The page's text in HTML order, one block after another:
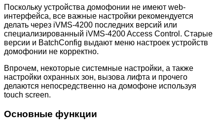
Поскольку устройства домофонии не имеют web-
интерфейса, все важные настройки рекомендуется
делать через iVMS-4200 последних версий или
специализированный iVMS-4200 Access Control. Старые
версии и BatchConfig выдают меню настроек устройств
домофонии не корректно.
Впрочем, некоторые системные настройки, а также
настройки охранных зон, вызова лифта и прочего
делаются непосредственно на домофоне используя
touch screen.
Основные функции